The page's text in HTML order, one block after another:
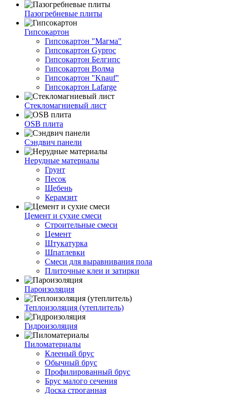
Пазогребневые плиты
Гипсокартон
Гипсокартон "Магма"
Гипсокартон Gyproc
Гипсокартон Белгипс
Гипсокартон Волма
Гипсокартон "Knauf"
Гипсокартон Lafarge
Стекломагниевый лист
OSB плита
Сэндвич панели
Нерудные материалы
Грунт
Песок
Щебень
Керамзит
Цемент и сухие смеси
Строительные смеси
Цемент
Штукатурка
Шпатлевки
Смеси для выравнивания пола
Плиточные клеи и затирки
Пароизоляция
Теплоизоляция (утеплитель)
Гидроизоляция
Пиломатериалы
Клееный брус
Обычный брус
Профилированный брус
Брус малого сечения
Доска строганная